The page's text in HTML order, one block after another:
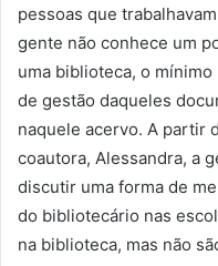
pessoas que
gente não conhece um
uma biblioteca, o
de gestão daqueles
naquele acervo. A partir
coautora, Alessandra, a
discutir uma forma de
do bibliotecário nas
na biblioteca, mas não